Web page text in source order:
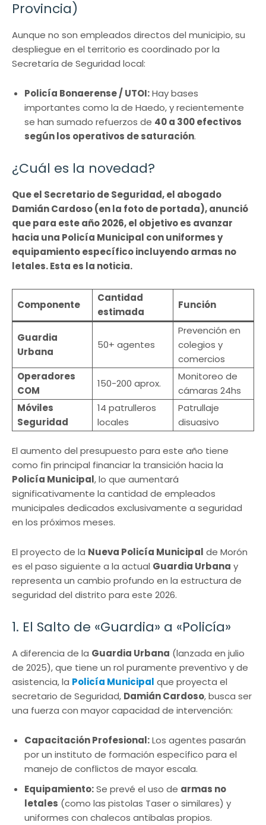
Provincia)
Aunque no son empleados directos del municipio, su
despliegue en el territorio es coordinado por la
Secretaría de Seguridad local:
Policía Bonaerense / UTOI:Hay bases
importantes como la de Haedo, y recientemente
se han sumado refuerzos de 40 a 300 efectivos
según los operativos de saturación.
¿Cuál es la novedad?
Que el Secretario de Seguridad, el abogado
Damián Cardoso (en la foto de portada), anunció
que para este año 2026, el objetivo es avanzar
hacia una Policía Municipal con uniformes y
equipamiento específico incluyendo armas no
letales. Esta es la noticia.
Componente
Cantidad
estimada
Función
Guardia
Urbana
50+ agentes
Prevención en
colegios y
comercios
Operadores
COM
150-200 aprox.
Monitoreo de
cámaras 24hs
Móviles
Seguridad
14 patrulleros
locales
Patrullaje
disuasivo
El aumento del presupuesto para este año tiene
como fin principal financiar la transición hacia la
Policía Municipal, lo que aumentará
significativamente la cantidad de empleados
municipales dedicados exclusivamente a seguridad
en los próximos meses.
El proyecto de la Nueva Policía Municipal de Morón
es el paso siguiente a la actual Guardia Urbana y
representa un cambio profundo en la estructura de
seguridad del distrito para este 2026.
1. El Salto de «Guardia» a «Policía»
A diferencia de la Guardia Urbana (lanzada en julio
de 2025), que tiene un rol puramente preventivo y de
asistencia, la Policía Municipal que proyecta el
secretario de Seguridad, Damián Cardoso, busca ser
una fuerza con mayor capacidad de intervención:
Capacitación Profesional:Los agentes pasarán
por un instituto de formación específico para el
manejo de conflictos de mayor escala.
Equipamiento:Se prevé el uso de armas no
letales (como las pistolas Taser o similares) y
uniformes con chalecos antibalas propios.